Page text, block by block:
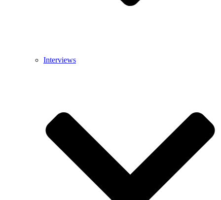
Interviews